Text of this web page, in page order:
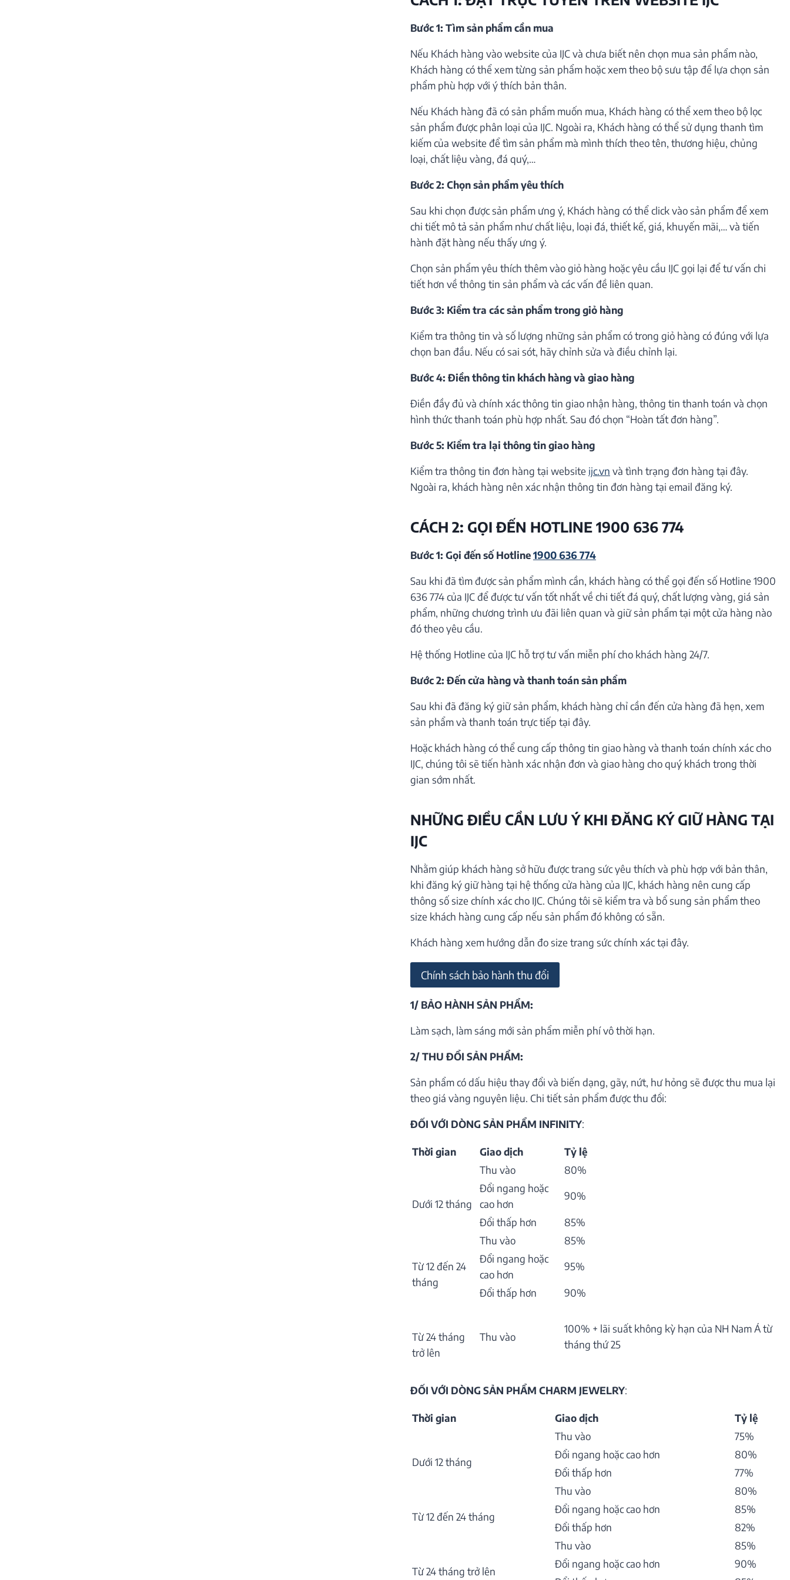
Bước 1: Tìm sản phẩm cần mua
Nếu Khách hàng vào website của IJC và chưa biết nên chọn mua sản phẩm nào,
Khách hàng có thể xem từng sản phẩm hoặc xem theo bộ sưu tập để lựa chọn sản
phẩm phù hợp với ý thích bản thân.
Nếu Khách hàng đã có sản phẩm muốn mua, Khách hàng có thể xem theo bộ lọc
sản phẩm được phân loại của IJC. Ngoài ra, Khách hàng có thể sử dụng thanh tìm
kiếm của website để tìm sản phẩm mà mình thích theo tên, thương hiệu, chủng
loại, chất liệu vàng, đá quý,…
Bước 2: Chọn sản phẩm yêu thích
Sau khi chọn được sản phẩm ưng ý, Khách hàng có thể click vào sản phẩm để xem
chi tiết mô tả sản phẩm như chất liệu, loại đá, thiết kế, giá, khuyến mãi,… và tiến
hành đặt hàng nếu thấy ưng ý.
Chọn sản phẩm yêu thích thêm vào giỏ hàng hoặc yêu cầu IJC gọi lại để tư vấn chi
tiết hơn về thông tin sản phẩm và các vấn đề liên quan.
Bước 3: Kiểm tra các sản phẩm trong giỏ hàng
Kiểm tra thông tin và số lượng những sản phẩm có trong giỏ hàng có đúng với lựa
chọn ban đầu. Nếu có sai sót, hãy chỉnh sửa và điều chỉnh lại.
Bước 4: Điền thông tin khách hàng và giao hàng
Điền đầy đủ và chính xác thông tin giao nhận hàng, thông tin thanh toán và chọn
hình thức thanh toán phù hợp nhất. Sau đó chọn “Hoàn tất đơn hàng”.
Bước 5: Kiểm tra lại thông tin giao hàng
Kiểm tra thông tin đơn hàng tại website ijc.vn và tình trạng đơn hàng tại đây.
Ngoài ra, khách hàng nên xác nhận thông tin đơn hàng tại email đăng ký.
CÁCH 2: GỌI ĐẾN HOTLINE 1900 636 774
Bước 1: Gọi đến số Hotline1900 636 774
Sau khi đã tìm được sản phẩm mình cần, khách hàng có thể gọi đến số Hotline 1900
636 774 của IJC để được tư vấn tốt nhất về chi tiết đá quý, chất lượng vàng, giá sản
phẩm, những chương trình ưu đãi liên quan và giữ sản phẩm tại một cửa hàng nào
đó theo yêu cầu.
Hệ thống Hotline của IJC hỗ trợ tư vấn miễn phí cho khách hàng 24/7.
Bước 2: Đến cửa hàng và thanh toán sản phẩm
Sau khi đã đăng ký giữ sản phẩm, khách hàng chỉ cần đến cửa hàng đã hẹn, xem
sản phẩm và thanh toán trực tiếp tại đây.
Hoặc khách hàng có thể cung cấp thông tin giao hàng và thanh toán chính xác cho
IJC, chúng tôi sẽ tiến hành xác nhận đơn và giao hàng cho quý khách trong thời
gian sớm nhất.
NHỮNG ĐIỀU CẦN LƯU Ý KHI ĐĂNG KÝ GIỮ HÀNG TẠI
IJC
Nhằm giúp khách hàng sở hữu được trang sức yêu thích và phù hợp với bản thân,
khi đăng ký giữ hàng tại hệ thống cửa hàng của IJC, khách hàng nên cung cấp
thông số size chính xác cho IJC. Chúng tôi sẽ kiểm tra và bổ sung sản phẩm theo
size khách hàng cung cấp nếu sản phẩm đó không có sẵn.
Khách hàng xem hướng dẫn đo size trang sức chính xác tại đây.
Chính sách bảo hành thu đổi
1/ BẢO HÀNH SẢN PHẨM:
Làm sạch, làm sáng mới sản phẩm miễn phí vô thời hạn.
2/ THU ĐỔI SẢN PHẨM:
Sản phẩm có dấu hiệu thay đổi và biến dạng, gãy, nứt, hư hỏng sẽ được thu mua lại
theo giá vàng nguyên liệu. Chi tiết sản phẩm được thu đổi:
ĐỐI VỚI DÒNG SẢN PHẨM INFINITY:
Thời gian Giao dịch Tỷ lệ
Dưới 12 tháng
Thu vào
80%
Đổi ngang hoặc
cao hơn
90%
Đổi thấp hơn 85%
Từ 12 đến 24
tháng
Thu vào
85%
Đổi ngang hoặc
cao hơn
95%
Đổi thấp hơn 90%
Từ 24 tháng
trở lên
Thu vào
100% + lãi suất không kỳ hạn của NH Nam Á từ
tháng thứ 25
ĐỐI VỚI DÒNG SẢN PHẨM CHARM JEWELRY:
Thời gian Giao dịch Tỷ lệ
Dưới 12 tháng
Thu vào
75%
Đổi ngang hoặc cao hơn
80%
Đổi thấp hơn
77%
Từ 12 đến 24 tháng
Thu vào
80%
Đổi ngang hoặc cao hơn
85%
Đổi thấp hơn
82%
Từ 24 tháng trở lên
Thu vào
85%
Đổi ngang hoặc cao hơn
90%